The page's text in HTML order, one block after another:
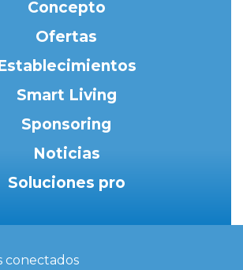
Concepto
Ofertas
Smart Living
Sponsoring
Noticias
Soluciones pro
conectados